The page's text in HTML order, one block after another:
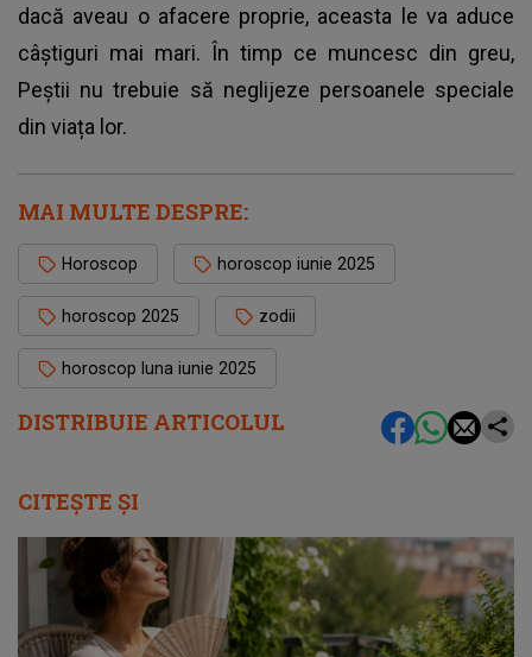
DISTRIBUIE ARTICOLUL
dacă aveau o afacere proprie, aceasta le va aduce
câștiguri mai mari. În timp ce muncesc din greu,
Peștii nu trebuie să neglijeze persoanele speciale
din viața lor.
MAI MULTE DESPRE:
Horoscop horoscop iunie 2025
horoscop 2025 zodii
horoscop luna iunie 2025
CITEȘTE ȘI